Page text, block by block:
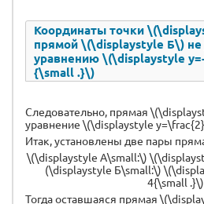
Координаты точки
прямой \(\displaystyle Б\)
уравнению \(\displaystyle
{\small .}\)
Следовательно, прямая
уравнение \(\displaystyle
Итак, установлены две пары
\(\displaystyle А\small:\)
(\displaystyle Б\small:\)
4{\small .}\)
Тогда оставшаяся прямая